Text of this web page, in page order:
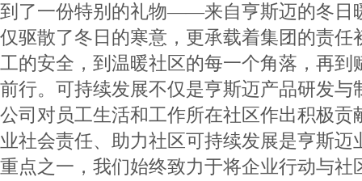
到了一份特别的礼物——来自亨斯迈的冬日
仅驱散了冬日的寒意，更承载着集团的责任
工的安全，到温暖社区的每一个角落，再到
前行。可持续发展不仅是亨斯迈产品研发与
公司对员工生活和工作所在社区作出积极贡
业社会责任、助力社区可持续发展是亨斯迈
重点之一，我们始终致力于将企业行动与社